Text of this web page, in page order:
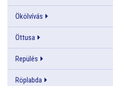
Ökölvívás
Öttusa
Repülés
Röplabda